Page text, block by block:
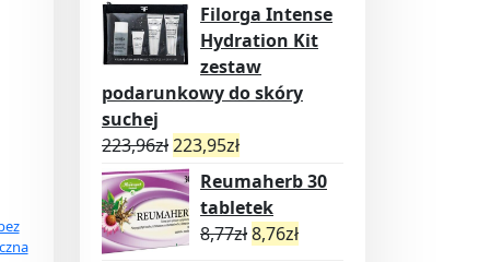
Filorga Intense
Hydration Kit
zestaw
podarunkowy do skóry
suchej
223,96zł223,95zł
Reumaherb 30
tabletek
8,77zł8,76zł